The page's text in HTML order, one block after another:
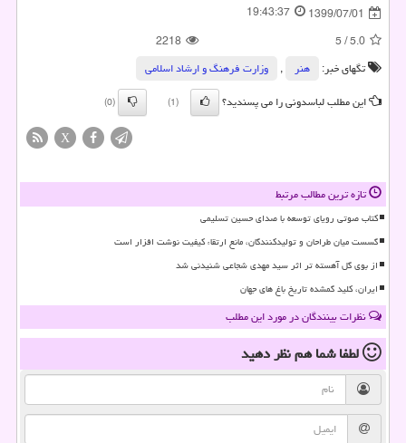
1399/07/01
19:43:37
5.0
/
5
2218
تگهای خبر:
هنر ,
وزارت فرهنگ و ارشاد اسلامی
این مطلب لباسدونی را می پسندید؟
(1)
(0)
X
تازه ترین مطالب مرتبط
کتاب صوتی رویای توسعه با صدای حسین تسلیمی
گسست میان طراحان و تولیدکنندگان، مانع ارتقاء کیفیت نوشت افزار است
از بوی گل آهسته تر اثر سید مهدی شجاعی شنیدنی شد
ایران، کلید گمشده تاریخ باغ های جهان
نظرات بینندگان در مورد این مطلب
لطفا شما همنظر دهید